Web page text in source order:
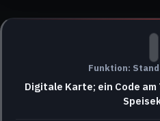
Funktion:
Digitale Karte; ein Code